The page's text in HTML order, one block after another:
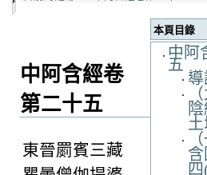
本頁目錄
中阿
五
導
中阿含經卷
第二十五
東晉罽賓三藏